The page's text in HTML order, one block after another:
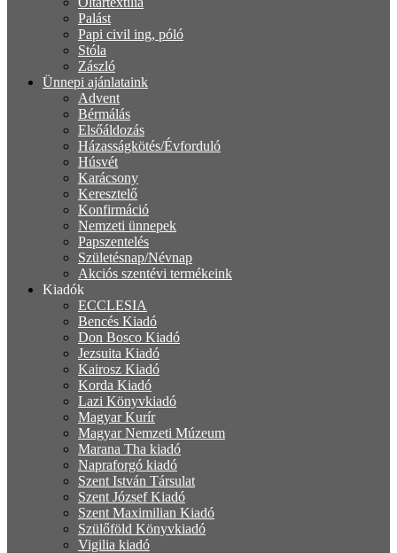
Palást
Papi civil ing, póló
Stóla
Zászló
Ünnepi ajánlataink
Advent
Bérmálás
Elsőáldozás
Házasságkötés/Évforduló
Húsvét
Karácsony
Keresztelő
Konfirmáció
Nemzeti ünnepek
Papszentelés
Születésnap/Névnap
Akciós szentévi termékeink
Kiadók
ECCLESIA
Bencés Kiadó
Don Bosco Kiadó
Jezsuita Kiadó
Kairosz Kiadó
Korda Kiadó
Lazi Könyvkiadó
Magyar Kurír
Magyar Nemzeti Múzeum
Marana Tha kiadó
Napraforgó kiadó
Szent István Társulat
Szent József Kiadó
Szent Maximilian Kiadó
Szülőföld Könyvkiadó
Vigilia kiadó